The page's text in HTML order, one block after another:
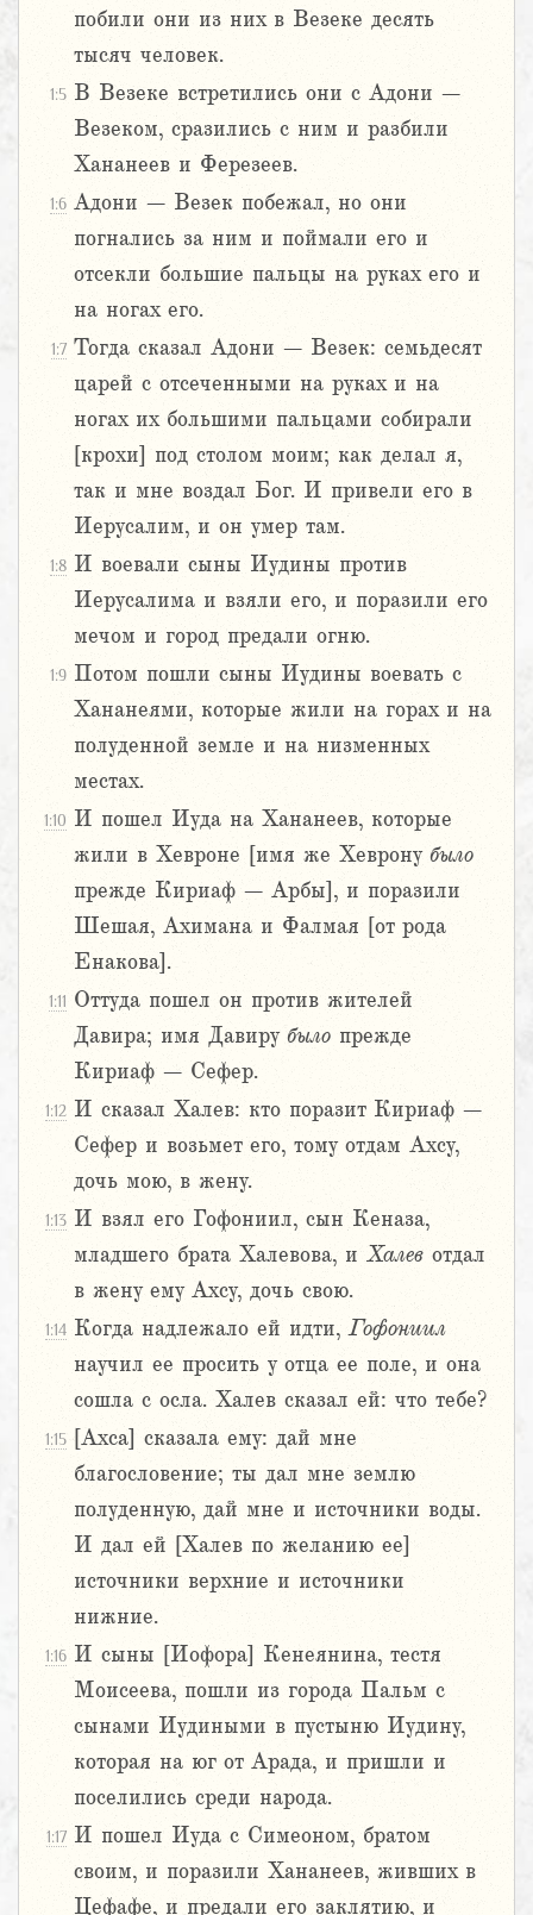
побили они из них в Везеке десять
тысяч человек.
1:5 В Везеке встретились они с Адони –
Везеком, сразились с ним и разбили
Хананеев и Ферезеев.
1:6 Адони – Везек побежал, но они
погнались за ним и поймали его и
отсекли большие пальцы на руках его и
на ногах его.
1:7 Тогда сказал Адони – Везек: семьдесят
царей с отсеченными на руках и на
ногах их большими пальцами собирали
[крохи] под столом моим; как делал я,
так и мне воздал Бог. И привели его в
Иерусалим, и он умер там.
1:8 И воевали сыны Иудины против
Иерусалима и взяли его, и поразили его
мечом и город предали огню.
1:9 Потом пошли сыны Иудины воевать с
Хананеями, которые жили на горах и на
полуденной земле и на низменных
местах.
1:10 И пошел Иуда на Хананеев, которые
жили в Хевроне [имя же Хеврону было
прежде Кириаф – Арбы], и поразили
Шешая, Ахимана и Фалмая [от рода
Енакова].
1:11 Оттуда пошел он против жителей
Давира; имя Давиру было прежде
Кириаф – Сефер.
1:12 И сказал Халев: кто поразит Кириаф –
Сефер и возьмет его, тому отдам Ахсу,
дочь мою, в жену.
1:13 И взял его Гофониил, сын Кеназа,
младшего брата Халевова, и Халев отдал
в жену ему Ахсу, дочь свою.
1:14 Когда надлежало ей идти,Гофониил
научил ее просить у отца ее поле, и она
сошла с осла. Халев сказал ей: что тебе?
1:15
[Ахса] сказала ему: дай мне
благословение; ты дал мне землю
полуденную, дай мне и источники воды.
И дал ей [Халев по желанию ее]
источники верхние и источники
нижние.
1:16 И сыны [Иофора] Кенеянина, тестя
Моисеева, пошли из города Пальм с
сынами Иудиными в пустыню Иудину,
которая на юг от Арада, и пришли и
поселились среди народа.
1:17 И пошел Иуда с Симеоном, братом
своим, и поразили Хананеев, живших в
Цефафе, и предали его заклятию, и